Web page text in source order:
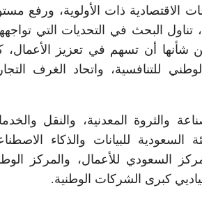
الاقتصادية ذات الأولوية، ورفع
البحث في التحديات التي
شأنها أن تسهم في تعزيز الأعمال،
للتنافسية، واتحاد الغرف
والثروة المعدنية، والنقل
السعودية للبيانات والذكاء
السعودي للأعمال، والمركز